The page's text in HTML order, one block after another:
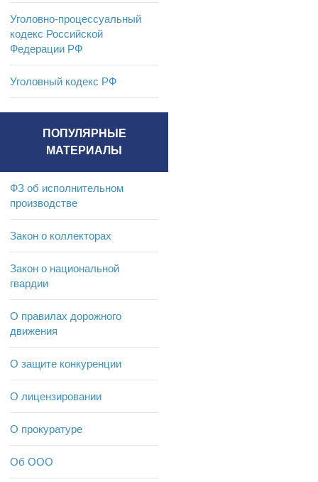
Уголовно-процессуальный
кодекс Российской
Федерации РФ
Уголовный кодекс РФ
ПОПУЛЯРНЫЕ
МАТЕРИАЛЫ
ФЗ об исполнительном
производстве
Закон о коллекторах
Закон о национальной
гвардии
О правилах дорожного
движения
О защите конкуренции
О лицензировании
О прокуратуре
Об ООО